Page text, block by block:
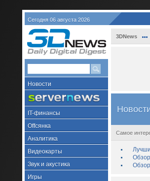
Сегодня 06 августа 2026
Новости
IT-финансы
Offсянка
Аналитика
Видеокарты
Звук и акустика
Игры
3DNews
Самое